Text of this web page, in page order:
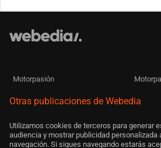
Motorpasión
Otras publicaciones de Webedia
Utilizamos cookies de terceros para generar
audiencia y mostrar publicidad personalizada
navegación. Si sigues navegando estarás